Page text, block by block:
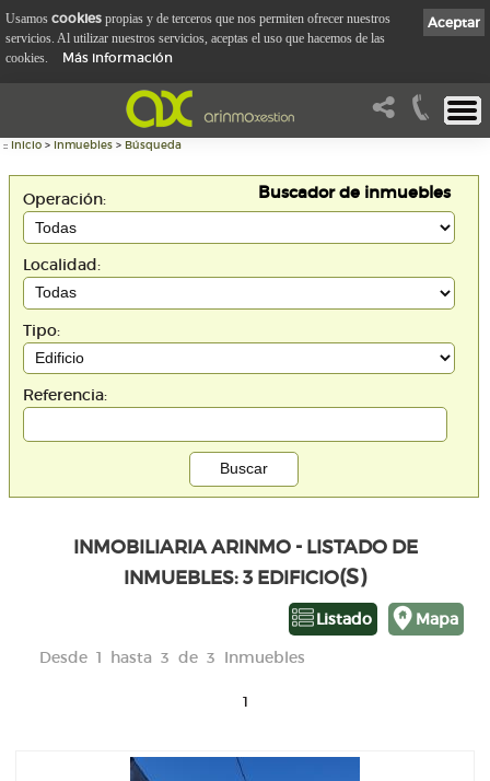
:: Inicio > Inmuebles > Búsqueda
Buscador de inmuebles
Operación:
Localidad:
Tipo:
Referencia:
INMOBILIARIA ARINMO - LISTADO DE
INMUEBLES: 3 EDIFICIO(S)
Mapa
Listado
Desde 1 hasta 3 de 3 Inmuebles
1
Aceptar
Usamos cookies propias y de terceros que nos permiten ofrecer nuestros
servicios. Al utilizar nuestros servicios, aceptas el uso que hacemos de las
cookies.
Más información